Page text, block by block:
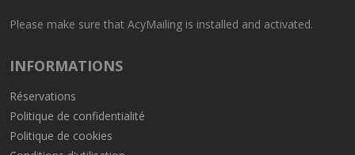
Please make sure that AcyMailing is installed and activated.
INFORMATIONS
Réservations
Politique de confidentialité
Politique de cookies